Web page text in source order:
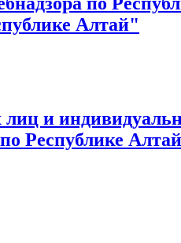
Алтай"
и
по Республике